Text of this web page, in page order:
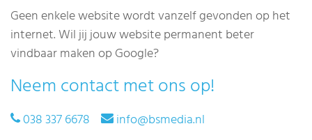
Geen enkele website wordt vanzelf gevonden op het
internet. Wil jij jouw website permanent beter
vindbaar maken op Google?
Neem contact met ons op!
038 337 6678 info@bsmedia.nl